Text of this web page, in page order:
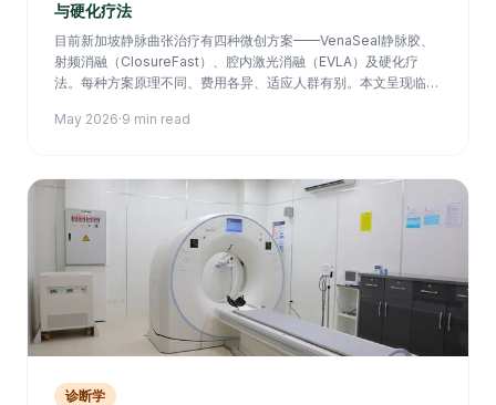
与硬化疗法
目前新加坡静脉曲张治疗有四种微创方案——VenaSeal静脉胶、
射频消融（ClosureFast）、腔内激光消融（EVLA）及硬化疗
法。每种方案原理不同、费用各异、适应人群有别。本文呈现临床
May 2026·9 min read
诊断学